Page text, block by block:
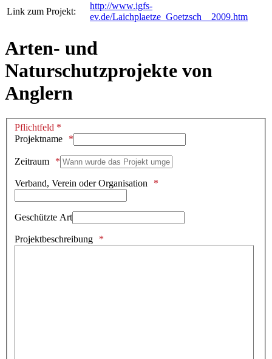
Link zum Projekt:
http://www.igfs-
ev.de/Laichplaetze_Goetzsch__2009.htm
Arten- und
Naturschutzprojekte von
Anglern
Pflichtfeld *
Projektname
Zeitraum
Verband, Verein oder Organisation
Geschützte Art
Projektbeschreibung